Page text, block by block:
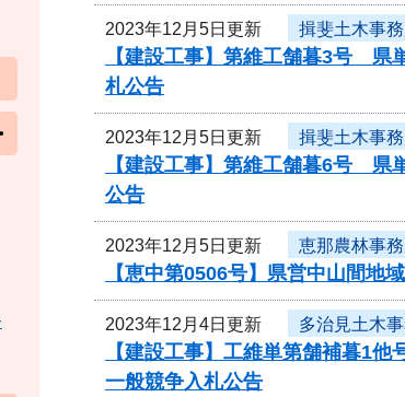
2023年12月5日更新 揖斐土木事
【建設工事】第維工舗暮3号 県
札公告
2023年12月5日更新 揖斐土木事
【建設工事】第維工舗暮6号 県
公告
2023年12月5日更新 恵那農林事
【恵中第0506号】県営中山間
2023年12月4日更新 多治見土木
【建設工事】工維単第舗補暮1
一般競争入札公告